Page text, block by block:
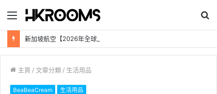
目
錄
尋
主頁 / 文章分類 / 生活用品
BeaBeaCream 生活用品